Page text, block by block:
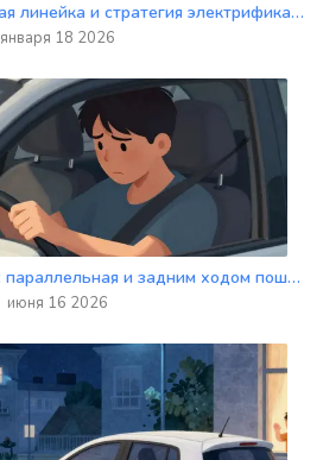
BMW Group: премиальная линейка и стратегия электрификации в 2025 году
января 18 2026
Парковка для новичков: параллельная и задним ходом пошагово
июня 16 2026